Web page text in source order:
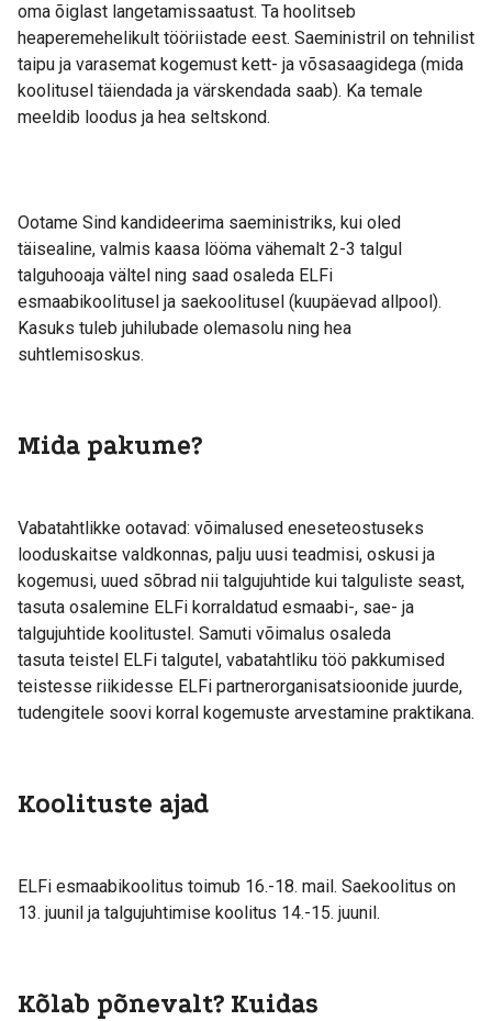
oma õiglast langetamissaatust. Ta hoolitseb
heaperemehelikult tööriistade eest. Saeministril on tehnilist
taipu ja varasemat kogemust kett- ja võsasaagidega (mida
koolitusel täiendada ja värskendada saab). Ka temale
meeldib loodus ja hea seltskond.
Ootame Sind kandideerima saeministriks, kui oled
täisealine, valmis kaasa lööma vähemalt 2-3 talgul
talguhooaja vältel ning saad osaleda ELFi
esmaabikoolitusel ja saekoolitusel (kuupäevad allpool).
Kasuks tuleb juhilubade olemasolu ning hea
suhtlemisoskus.
Mida pakume?
Vabatahtlikke ootavad: võimalused eneseteostuseks
looduskaitse valdkonnas, palju uusi teadmisi, oskusi ja
kogemusi, uued sõbrad nii talgujuhtide kui talguliste seast,
tasuta osalemine ELFi korraldatud esmaabi-, sae- ja
talgujuhtide koolitustel. Samuti võimalus osaleda
tasuta teistel ELFi talgutel, vabatahtliku töö pakkumised
teistesse riikidesse ELFi partnerorganisatsioonide juurde,
tudengitele soovi korral kogemuste arvestamine praktikana.
Koolituste ajad
ELFi esmaabikoolitus toimub 16.-18. mail. Saekoolitus on
13. juunil ja talgujuhtimise koolitus 14.-15. juunil.
Kõlab põnevalt? Kuidas